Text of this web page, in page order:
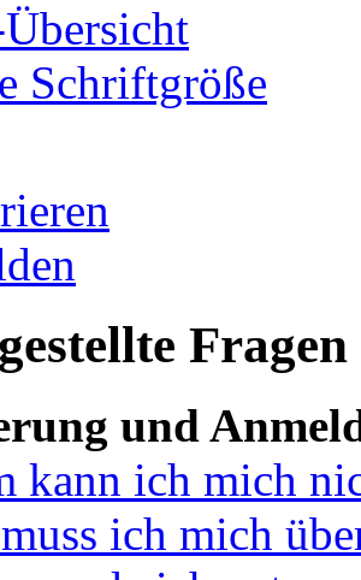
Schriftgröße
Fragen
und
kann ich mich
ich mich